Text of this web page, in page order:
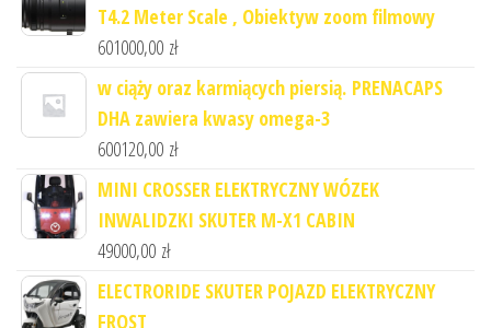
T4.2 Meter Scale , Obiektyw zoom filmowy
601000,00 zł
w ciąży oraz karmiących piersią. PRENACAPS
DHA zawiera kwasy omega-3
600120,00 zł
MINI CROSSER ELEKTRYCZNY WÓZEK
INWALIDZKI SKUTER M-X1 CABIN
49000,00 zł
ELECTRORIDE SKUTER POJAZD ELEKTRYCZNY
FROST